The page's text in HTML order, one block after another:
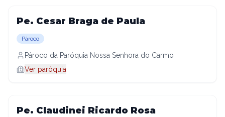
Pe. Cesar Braga de Paula
Pároco
Pároco da Paróquia Nossa Senhora do Carmo
Ver paróquia
Pe. Claudinei Ricardo Rosa